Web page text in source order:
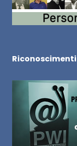
Riconoscimenti